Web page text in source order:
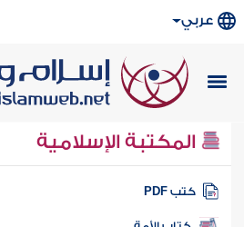
عربي
المكتبة الإسلامية
كتب PDF